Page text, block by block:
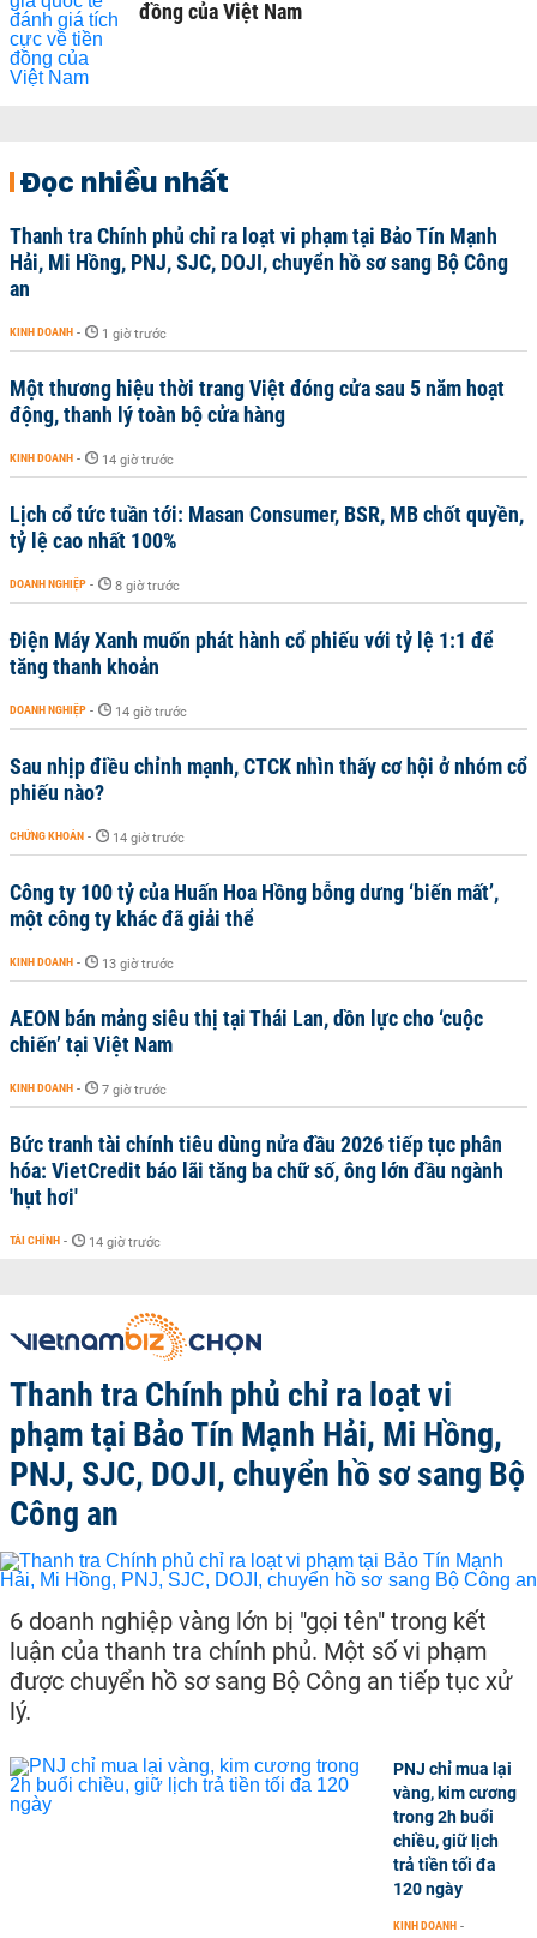
đồng của Việt Nam
Đọc nhiều nhất
Thanh tra Chính phủ chỉ ra loạt vi phạm tại Bảo Tín Mạnh
Hải, Mi Hồng, PNJ, SJC, DOJI, chuyển hồ sơ sang Bộ Công
an
KINH DOANH - 1 giờ trước
Một thương hiệu thời trang Việt đóng cửa sau 5 năm hoạt
động, thanh lý toàn bộ cửa hàng
KINH DOANH - 14 giờ trước
Lịch cổ tức tuần tới: Masan Consumer, BSR, MB chốt quyền,
tỷ lệ cao nhất 100%
DOANH NGHIỆP - 8 giờ trước
Điện Máy Xanh muốn phát hành cổ phiếu với tỷ lệ 1:1 để
tăng thanh khoản
DOANH NGHIỆP - 14 giờ trước
Sau nhịp điều chỉnh mạnh, CTCK nhìn thấy cơ hội ở nhóm cổ
phiếu nào?
CHỨNG KHOÁN - 14 giờ trước
Công ty 100 tỷ của Huấn Hoa Hồng bỗng dưng ‘biến mất’,
một công ty khác đã giải thể
KINH DOANH - 13 giờ trước
AEON bán mảng siêu thị tại Thái Lan, dồn lực cho ‘cuộc
chiến’ tại Việt Nam
KINH DOANH - 7 giờ trước
Bức tranh tài chính tiêu dùng nửa đầu 2026 tiếp tục phân
hóa: VietCredit báo lãi tăng ba chữ số, ông lớn đầu ngành
'hụt hơi'
TÀI CHÍNH - 14 giờ trước
Thanh tra Chính phủ chỉ ra loạt vi
phạm tại Bảo Tín Mạnh Hải, Mi Hồng,
PNJ, SJC, DOJI, chuyển hồ sơ sang Bộ
Công an
6 doanh nghiệp vàng lớn bị "gọi tên" trong kết
luận của thanh tra chính phủ. Một số vi phạm
được chuyển hồ sơ sang Bộ Công an tiếp tục xử
lý.
PNJ chỉ mua lại
vàng, kim cương
trong 2h buổi
chiều, giữ lịch
trả tiền tối đa
120 ngày
KINH DOANH -